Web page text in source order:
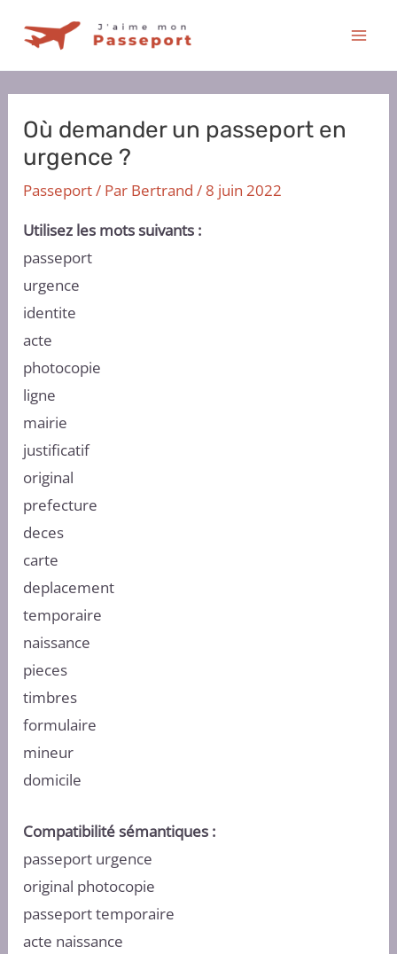
contenu
Où demander un passeport en
urgence ?
Passeport/ Par Bertrand/ 8 juin 2022
Utilisez les mots suivants :
passeport
urgence
identite
acte
photocopie
ligne
mairie
justificatif
original
prefecture
deces
carte
deplacement
temporaire
naissance
pieces
timbres
formulaire
mineur
domicile
Compatibilité sémantiques :
passeport urgence
original photocopie
passeport temporaire
acte naissance